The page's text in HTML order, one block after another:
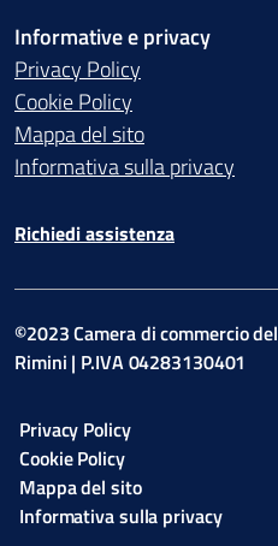
Informative e privacy
Privacy Policy
Cookie Policy
Mappa del sito
Informativa sulla privacy
Richiedi assistenza
©2023 Camera di commercio
Rimini | P.IVA 04283130401
Privacy Policy
Cookie Policy
Mappa del sito
Informativa sulla privacy